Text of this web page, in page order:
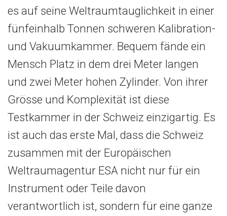
es auf seine Weltraumtauglichkeit in einer
fünfeinhalb Tonnen schweren Kalibration-
und Vakuumkammer. Bequem fände ein
Mensch Platz in dem drei Meter langen
und zwei Meter hohen Zylinder. Von ihrer
Grösse und Komplexität ist diese
Testkammer in der Schweiz einzigartig. Es
ist auch das erste Mal, dass die Schweiz
zusammen mit der Europäischen
Weltraumagentur ESA nicht nur für ein
Instrument oder Teile davon
verantwortlich ist, sondern für eine ganze